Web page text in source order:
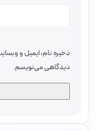
ذخیره نام، ایمیل و
دیدگاهی می‌نویسم.